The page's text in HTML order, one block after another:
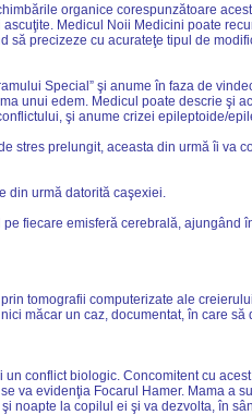
organice corespunzătoare
Medicul Noii Medicini poate
precizeze cu acurateţe tipul de
Special” şi anume în faza de
unui edem. Medicul poate descrie şi
şi anume crizei epileptoide/
stres prelungit, aceasta din urmă îi va
din urmă datorită caşexiei.
fiecare emisferă cerebrală, ajungând
tomografii computerizate ale
măcar un caz, documentat, în care să
conflict biologic. Concomitent cu
va evidenţia Focarul Hamer. Mama a
noapte la copilul ei şi va dezvolta, în